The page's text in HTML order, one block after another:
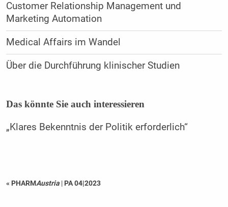
Customer Relationship Management und
Marketing Automation
Medical Affairs im Wandel
Über die Durchführung klinischer Studien
Das könnte Sie auch interessieren
„Klares Bekenntnis der Politik ­erforderlich“
« PHARMAustria | PA 04|2023